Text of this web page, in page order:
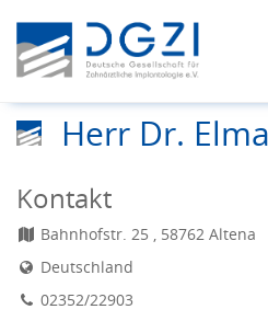
Herr Dr.
Kontakt
Bahnhofstr. 25 , 58762 Altena
Deutschland
02352/22903